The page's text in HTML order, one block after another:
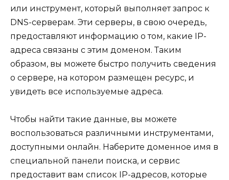
или инструмент, который выполняет запрос к
DNS-серверам. Эти серверы, в свою очередь,
предоставляют информацию о том, какие IP-
адреса связаны с этим доменом. Таким
образом, вы можете быстро получить сведения
о сервере, на котором размещен ресурс, и
увидеть все используемые адреса.
Чтобы найти такие данные, вы можете
воспользоваться различными инструментами,
доступными онлайн. Наберите доменное имя в
специальной панели поиска, и сервис
предоставит вам список IP-адресов, которые